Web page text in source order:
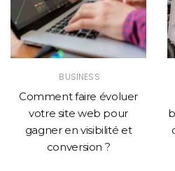
BUSINESS
Comment faire évoluer
votre site web pour
gagner en visibilité et
conversion ?